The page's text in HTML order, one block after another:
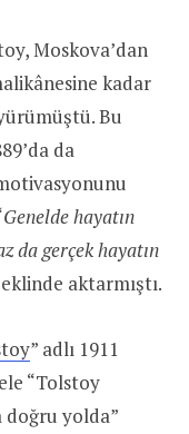
Moskova’dan
kadar
Bu
da
Genelde hayatın
da gerçek hayatın
aktarmıştı.
” adlı 1911
“Tolstoy
doğru yolda”